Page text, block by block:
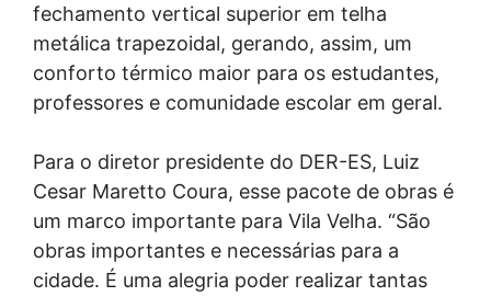
fechamento vertical superior em telha
metálica trapezoidal, gerando, assim, um
conforto térmico maior para os estudantes,
professores e comunidade escolar em geral.
Para o diretor presidente do DER-ES, Luiz
Cesar Maretto Coura, esse pacote de obras é
um marco importante para Vila Velha. “São
obras importantes e necessárias para a
cidade. É uma alegria poder realizar tantas